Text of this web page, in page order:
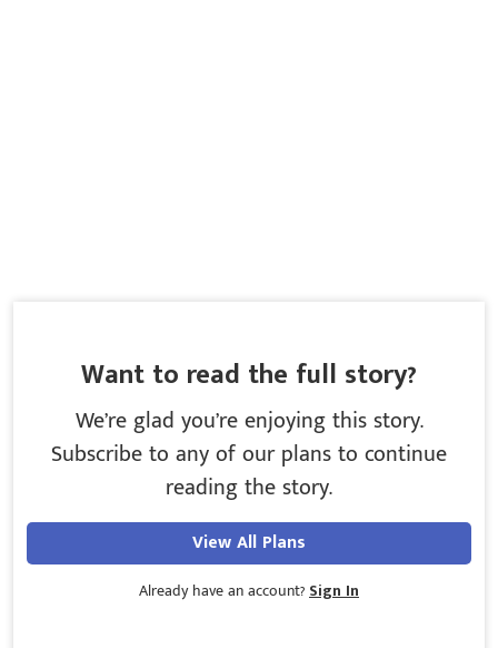
Want to read the full story?
We’re glad you’re enjoying this story.
Subscribe to any of our plans to continue
reading the story.
View All Plans
Already have an account? Sign In